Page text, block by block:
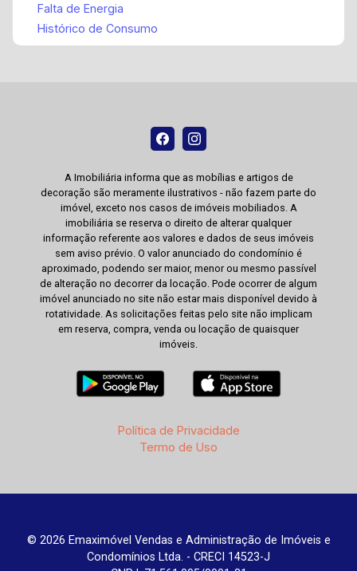
Falta de Energia
Histórico de Consumo
A Imobiliária informa que as mobílias e artigos de
decoração são meramente ilustrativos - não fazem parte do
imóvel, exceto nos casos de imóveis mobiliados. A
imobiliária se reserva o direito de alterar qualquer
informação referente aos valores e dados de seus imóveis
sem aviso prévio. O valor anunciado do condomínio é
aproximado, podendo ser maior, menor ou mesmo passível
de alteração no decorrer da locação. Pode ocorrer de algum
imóvel anunciado no site não estar mais disponível devido à
rotatividade. As solicitações feitas pelo site não implicam
em reserva, compra, venda ou locação de quaisquer
imóveis.
Política de Privacidade
Termo de Uso
© 2026 Emaximóvel Vendas e Administração de Imóveis e
Condomínios Ltda. - CRECI 14523-J